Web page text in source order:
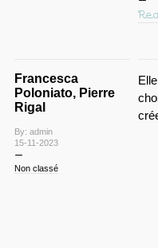
Francesca
Poloniato, Pierre
Rigal
By: admin
15-11-2023
Non classé